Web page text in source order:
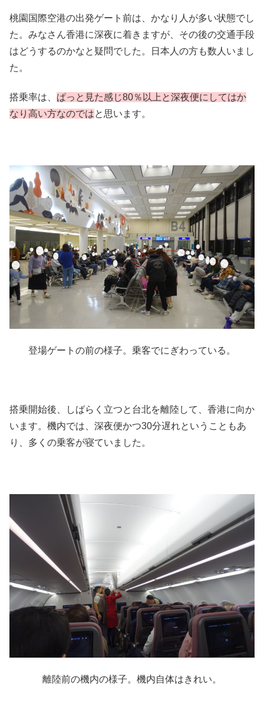
桃園国際空港の出発ゲート前は、かなり人が多い状態でし
た。みなさん香港に深夜に着きますが、その後の交通手段
はどうするのかなと疑問でした。日本人の方も数人いまし
た。
搭乗率は、 ぱっと見た感じ80％以上と深夜便にしてはか
なり高い方なのではと思います。
登場ゲートの前の様子。乗客でにぎわっている。
搭乗開始後、しばらく立つと台北を離陸して、香港に向か
います。機内では、深夜便かつ30分遅れということもあ
り、多くの乗客が寝ていました。
離陸前の機内の様子。機内自体はきれい。